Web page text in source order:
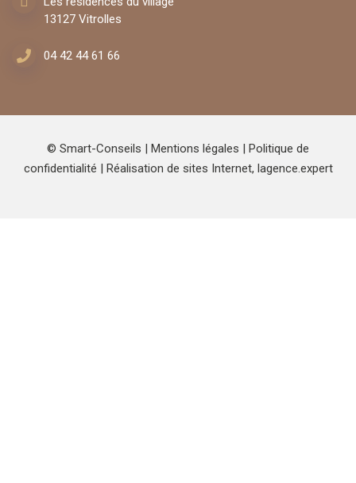
13127 Vitrolles
04 42 44 61 66
© Smart-Conseils | Mentions légales | Politique de
confidentialité | Réalisation de sites Internet, lagence.expert